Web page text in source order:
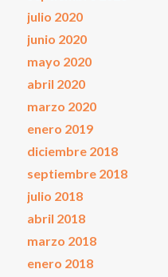
julio 2020
junio 2020
mayo 2020
abril 2020
marzo 2020
enero 2019
diciembre 2018
septiembre 2018
julio 2018
abril 2018
marzo 2018
enero 2018